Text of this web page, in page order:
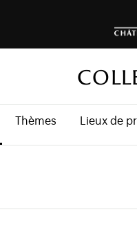
Thèmes Lieux de